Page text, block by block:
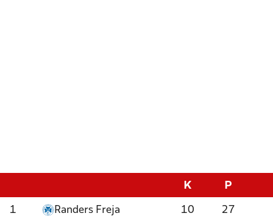
K P
1 Randers Freja 10 27